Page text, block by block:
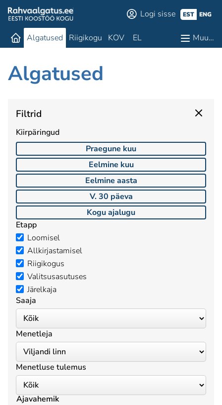
Logi sisse EST ENG
Algatused Riigikogu KOV EL Muu…
Algatused
Filtrid
Kiirpäringud
Praegune kuu
Eelmine kuu
Eelmine aasta
V. 30 päeva
Kogu ajalugu
Etapp
Loomisel
Allkirjastamisel
Riigikogus
Valitsusasutuses
Järelkaja
Saaja
Menetleja
Menetluse tulemus
Ajavahemik